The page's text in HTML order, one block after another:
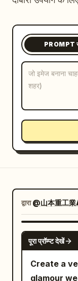
डाउनलोड
ब्लॉग
PROMPT
द्वारा@山本重工
पूरा प्रॉम्प्ट देखें
Create a
glamour